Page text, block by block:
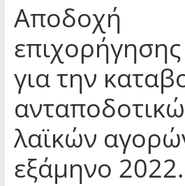
Αποδοχή
για την
λαϊκών
εξάμηνο 2022.